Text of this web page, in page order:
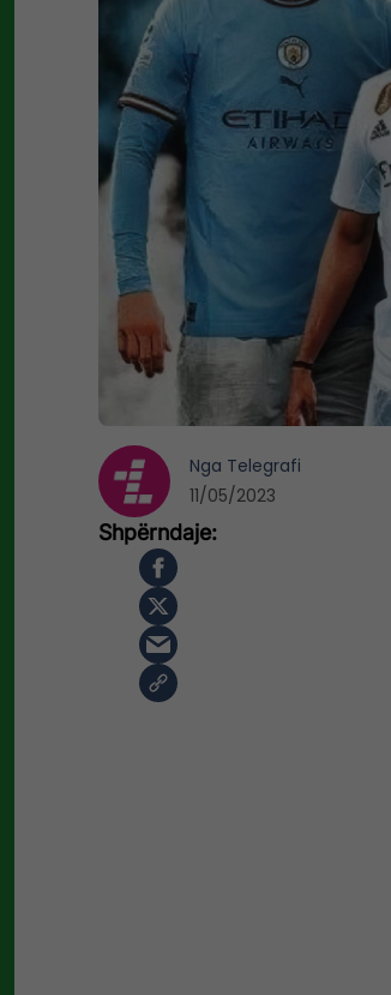
Nga Telegrafi
11/05/2023